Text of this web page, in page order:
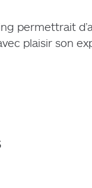
permettrait
plaisir son